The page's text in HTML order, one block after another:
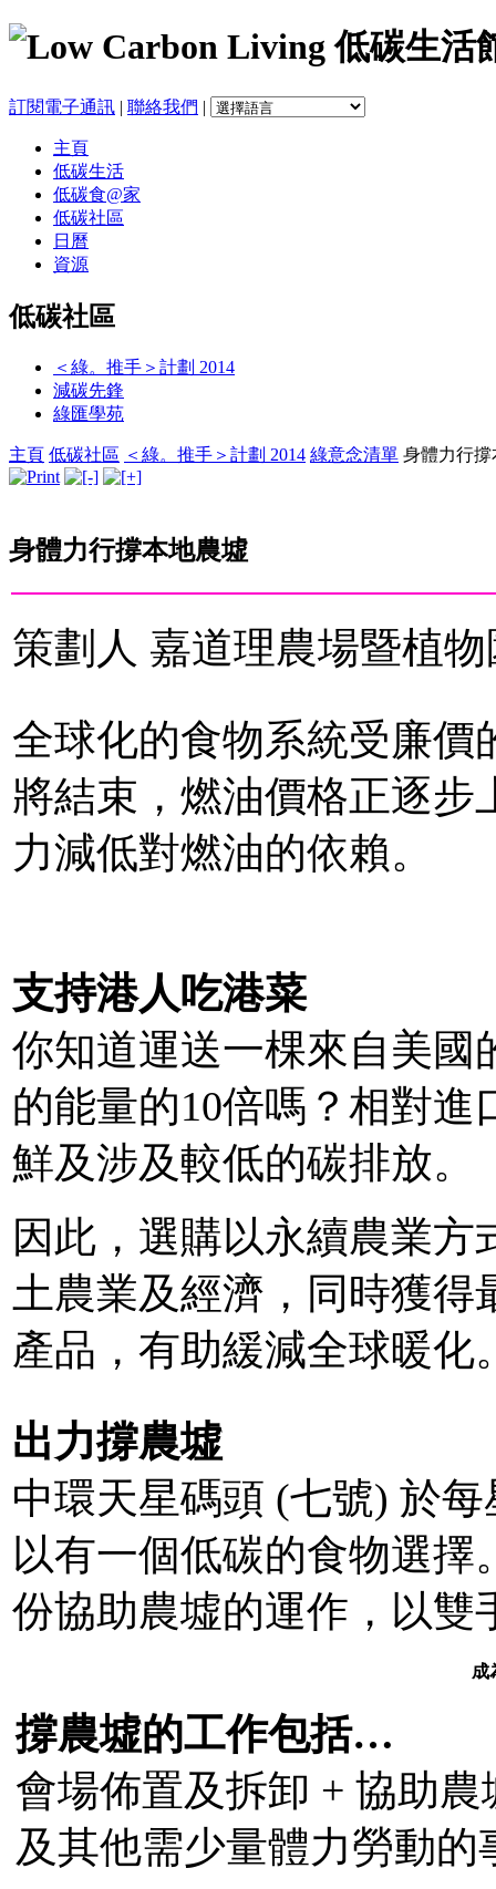
訂閱電子通訊 | 聯絡我們 |
主頁
低碳生活
低碳食@家
低碳社區
日曆
資源
低碳社區
＜綠。推手＞計劃 2014
減碳先鋒
綠匯學苑
主頁 低碳社區 ＜綠。推手＞計劃 2014 綠意念清單 身體力行撐
身體力行撐本地農墟
策劃人 嘉道理農場暨植物
全球化的食物系統受廉價
將結束，燃油價格正逐步
力減低對燃油的依賴。
支持港人吃港菜
你知道運送一棵來自美國
的能量的10倍嗎？相對
鮮及涉及較低的碳排放。
因此，選購以永續農業
土農業及經濟，同時獲
產品，有助緩減全球暖化
出力撐農墟
中環天星碼頭 (七號) 於
以有一個低碳的食物選
份協助農墟的運作，以雙
成
撐農墟的工作包括…
會場佈置及拆卸 + 協助
及其他需少量體力勞動的